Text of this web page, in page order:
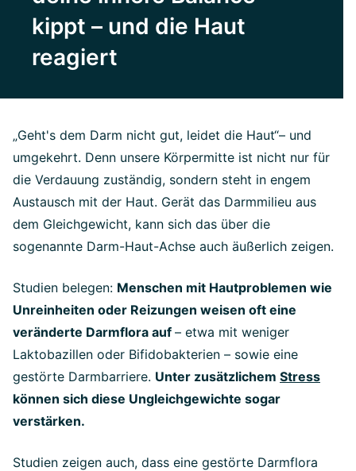
kippt – und die Haut
reagiert
„Geht's dem Darm nicht gut, leidet die Haut“– und
umgekehrt. Denn unsere Körpermitte ist nicht nur für
die Verdauung zuständig, sondern steht in engem
Austausch mit der Haut. Gerät das Darmmilieu aus
dem Gleichgewicht, kann sich das über die
sogenannte Darm-Haut-Achse auch äußerlich zeigen.
Studien belegen: Menschen mit Hautproblemen wie
Unreinheiten oder Reizungen weisen oft eine
veränderte Darmflora auf – etwa mit weniger
Laktobazillen oder Bifidobakterien – sowie eine
gestörte Darmbarriere. Unter zusätzlichem Stress
können sich diese Ungleichgewichte sogar
verstärken.
Studien zeigen auch, dass eine gestörte Darmflora